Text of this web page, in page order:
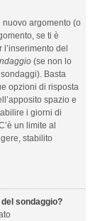
argomento (o
se ti è
del
(se non lo
Basta
opzioni di risposta
spazio e
i giorni di
un limite al
stabilito
sondaggio?